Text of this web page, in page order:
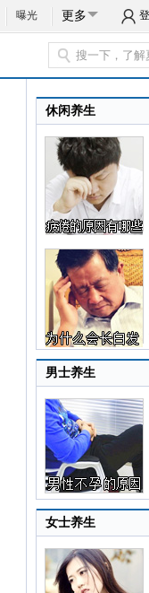
曝光 更多
休闲养生
男士养生
女士养生